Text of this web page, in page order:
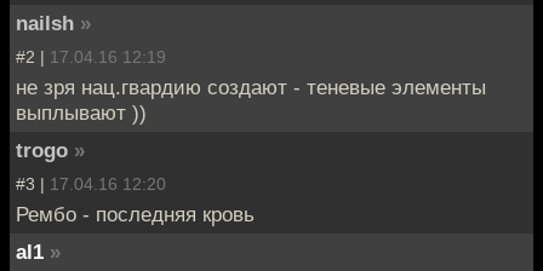
nailsh »
#2 | 17.04.16 12:19
не зря нац.гвардию создают - теневые элементы
выплывают ))
trogo »
#3 | 17.04.16 12:20
Рембо - последняя кровь
al1 »